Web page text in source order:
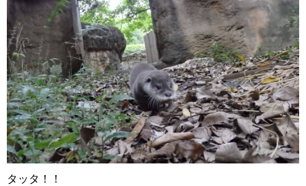
タッタ！！